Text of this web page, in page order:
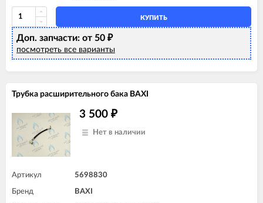
BAXI FOURTECH 1.14
BAXI FOURTECH 1.24
BAXI FOURTECH 24 (CSB)
BAXI FOURTECH 24 (CSR)
BAXI MAIN Four 24
КУПИТЬ
Доп. запчасти: от 50 ₽
посмотреть все варианты
Трубка расширительного бака BAXI
3 500 ₽
Нет в наличии
Артикул 5698830
Бренд BAXI